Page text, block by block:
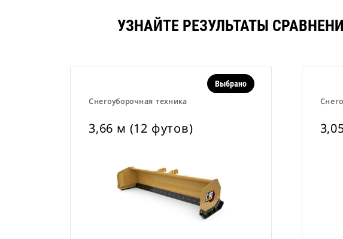
УЗНАЙТЕ РЕЗУЛЬТАТЫ
Снегоуборочная техника
Выбрано
3,66 м (12 футов)